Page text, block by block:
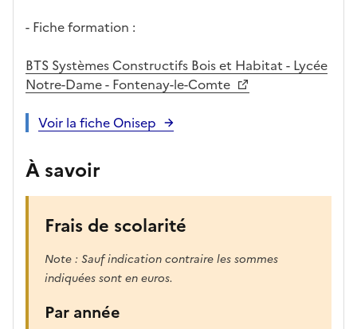
- Fiche formation :
BTS Systèmes Constructifs Bois et Habitat - Lycée
Notre-Dame - Fontenay-le-Comte
Voir la fiche Onisep
À savoir
Frais de scolarité
Note : Sauf indication contraire les sommes
indiquées sont en euros.
Par année